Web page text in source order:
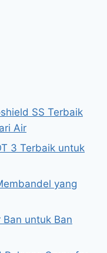
SS Terbaik
Air
3 Terbaik untuk
yang
untuk Ban